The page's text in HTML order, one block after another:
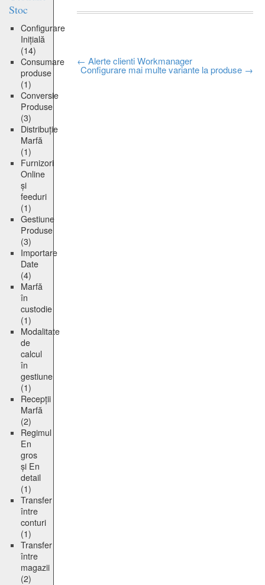
Stoc
Configurare
Inițială
(14)
Consumare
produse
(1)
Conversie
Produse
(3)
Distribuție
Marfă
(1)
Furnizori
Online
și
feeduri
(1)
Gestiune
Produse
(3)
Importare
Date
(4)
Marfă
în
custodie
(1)
Modalitate
de
calcul
în
gestiune
(1)
Recepții
Marfă
(2)
Regimul
En
gros
și En
detail
(1)
Transfer
între
conturi
(1)
Transfer
între
magazii
(2)
Post
← Alerte clienti Workmanager
Configurare mai multe variante la produse →